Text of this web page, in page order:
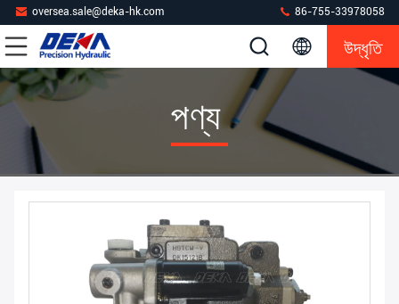
oversea.sale@deka-hk.com 86-755-33978058
উদ্ধৃতি
পণ্য